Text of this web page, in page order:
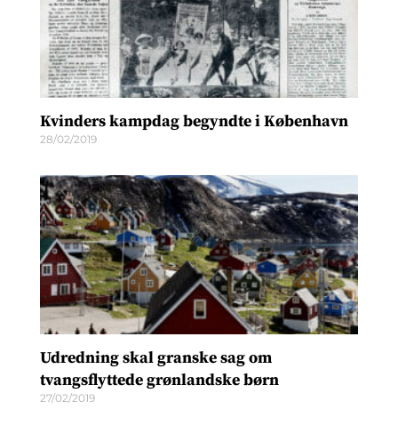
Kvinders kampdag begyndte i København
28/02/2019
Udredning skal granske sag om
tvangsflyttede grønlandske børn
27/02/2019